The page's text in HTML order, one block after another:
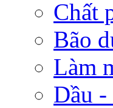
Chất
Bão
Làm
Dầu